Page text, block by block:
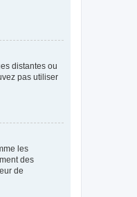
distantes ou
pas utiliser
les
des
de